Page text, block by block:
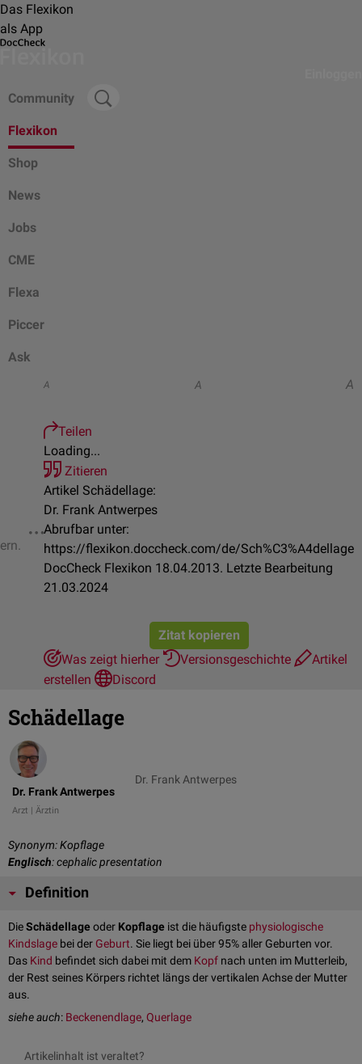
Das Flexikon
als App
Community
Flexikon
Shop
News
Jobs
CME
Flexa
Piccer
Ask
A A A
Teilen
Loading...
Zitieren
Artikel Schädellage:
Dr. Frank Antwerpes
Abrufbar unter:
https://flexikon.doccheck.com/de/Sch%C3%A4dellage
DocCheck Flexikon 18.04.2013. Letzte Bearbeitung
21.03.2024
Zitat kopieren
Was zeigt hierher
Versionsgeschichte
Artikel
erstellen
Discord
Schädellage
Dr. Frank Antwerpes
Arzt | Ärztin
Dr. Frank Antwerpes
Synonym: Kopflage
Englisch: cephalic presentation
Definition
DieSchädellageoder Kopflage ist die häufigste physiologische
Kindslage bei der Geburt. Sie liegt bei über 95% aller Geburten vor.
Das Kind befindet sich dabei mit dem Kopf nach unten im Mutterleib,
der Rest seines Körpers richtet längs der vertikalen Achse der Mutter
aus.
siehe auch: Beckenendlage, Querlage
Artikelinhalt ist veraltet?